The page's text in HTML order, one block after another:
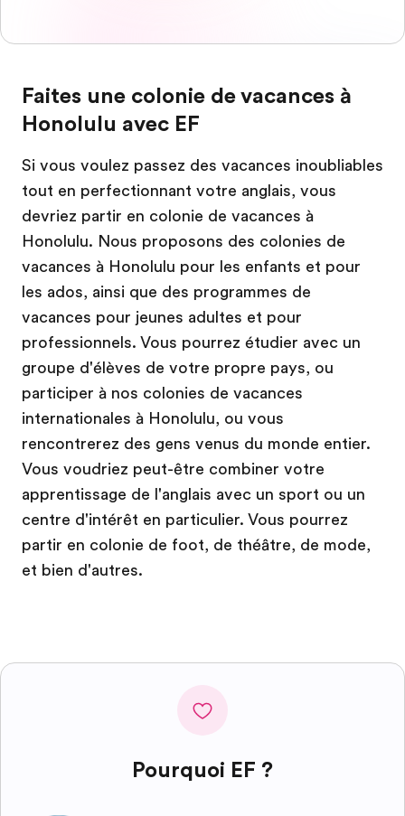
Faites une colonie de vacances à
Honolulu avec EF
Si vous voulez passez des vacances inoubliables
tout en perfectionnant votre anglais, vous
devriez partir en colonie de vacances à
Honolulu. Nous proposons des colonies de
vacances à Honolulu pour les enfants et pour
les ados, ainsi que des programmes de
vacances pour jeunes adultes et pour
professionnels. Vous pourrez étudier avec un
groupe d'élèves de votre propre pays, ou
participer à nos colonies de vacances
internationales à Honolulu, ou vous
rencontrerez des gens venus du monde entier.
Vous voudriez peut-être combiner votre
apprentissage de l'anglais avec un sport ou un
centre d'intérêt en particulier. Vous pourrez
partir en colonie de foot, de théâtre, de mode,
et bien d'autres.
Pourquoi EF ?